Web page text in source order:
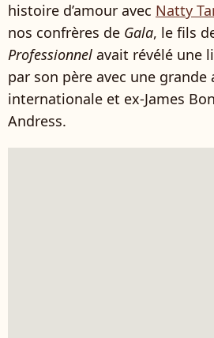
histoire d’amour avec Natty
nos confrères de Gala, le fils
Professionnel avait révélé une
par son père avec une grande
internationale et ex-James
Andress.